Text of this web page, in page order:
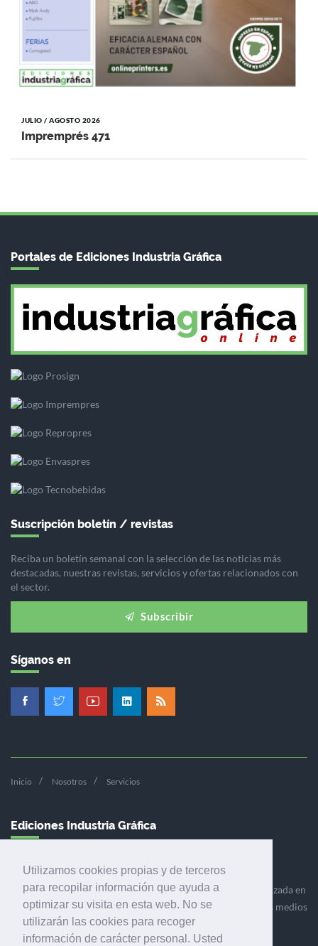
Utilizamos cookies propias y de terceros
para recopilar información que ayuda a
optimizar su visita en esta web. No se
utilizarán las cookies para recoger
información de carácter personal. Usted
JULIO / AGOSTO 2026
Impremprés 471
Portales de Ediciones Industria Gráfica
Suscripción boletín / revistas
Reciba un boletín semanal con la selección de las noticias más
destacadas, nuestras revistas, servicios y ofertas relacionados con
el sector.
Subscribir
Síganos en
Inicio Nosotros Servicios
Ediciones Industria Gráfica
Ediciones Industria Gráfica es una empresa editora especializada en
el mercado de la comunicación gráfica que engloba diversos medios
profesionales especializados en el mercado gráfico, la
comunicación visual y el envasado.